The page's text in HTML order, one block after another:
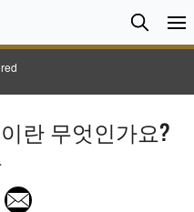
검
색
Search
란 무엇인가요?